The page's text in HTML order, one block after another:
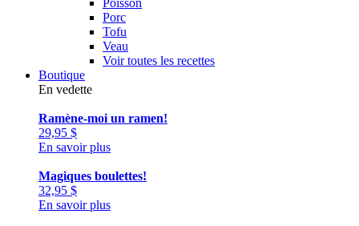
Poisson
Porc
Tofu
Veau
Voir toutes les recettes
Boutique
En vedette
Ramène-moi un ramen!
29,95 $
En savoir plus
Magiques boulettes!
32,95 $
En savoir plus